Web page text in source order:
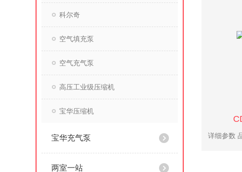
科尔奇
空气填充泵
空气充气泵
高压工业级压缩机
宝华压缩机
宝华充气泵
两室一站